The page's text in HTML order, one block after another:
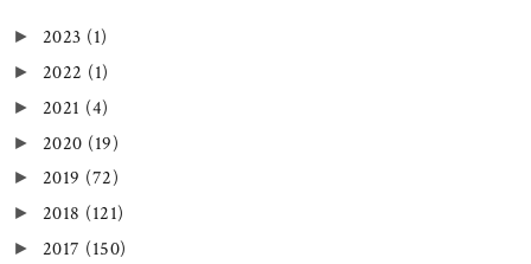
► 2023 (1)
► 2022 (1)
► 2021 (4)
► 2020 (19)
► 2019 (72)
► 2018 (121)
► 2017 (150)